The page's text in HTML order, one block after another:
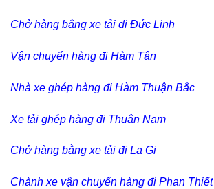
Chở hàng bằng xe tải đi Đức Linh
Vận chuyển hàng đi Hàm Tân
Nhà xe ghép hàng đi Hàm Thuận Bắc
Xe tải ghép hàng đi Thuận Nam
Chở hàng bằng xe tải đi La Gi
Chành xe vận chuyển hàng đi Phan Thiết